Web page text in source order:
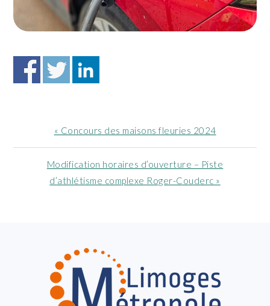
Article
précédent
:
« Concours des maisons fleuries 2024
Article
suivant
Modification horaires d’ouverture – Piste
d’athlétisme complexe Roger-Couderc »